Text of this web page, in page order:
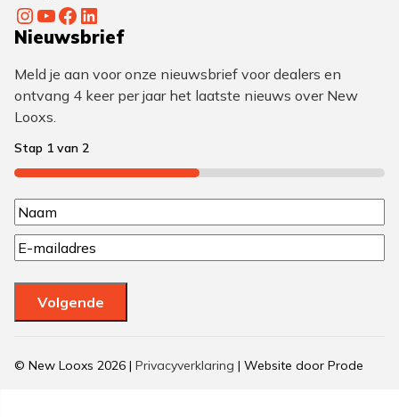
InstagramYouTube Facebook LinkedIn
Nieuwsbrief
Meld je aan voor onze nieuwsbrief voor dealers en
ontvang 4 keer per jaar het laatste nieuws over New
Looxs.
Stap 1 van 2
50%
N
a
a
(
N
a
a
E
m
a
V
Volgende
© New Looxs 2026 | Privacyverklaring | Website door Prode